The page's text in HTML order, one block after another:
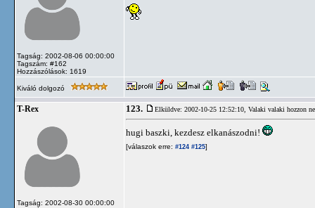
Tagság: 2002-08-06 00:00:00
Tagszám: #162
Hozzászólások: 1619
Kiváló dolgozó
T-Rex
Tagság: 2002-08-30 00:00:00
123. Elküldve: 2002-10-25 12:52:10, Valaki valaki hozzon
hugi baszki, kezdesz elkanászodni!
[válaszok erre: #124 #125]